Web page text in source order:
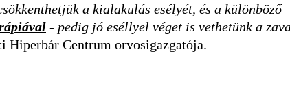
a kialakulás esélyét, és a különböző
- pedig jó eséllyel véget is vethetünk a
Hiperbár Centrum orvosigazgatója.